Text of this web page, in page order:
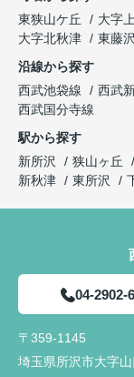
東狭山ケ丘
大字
大字北秋津
東藤沢
沿線から探す
西武池袋線
西武
西武国分寺線
駅から探す
新所沢
狭山ヶ丘
新秋津
東所沢
04-2902-
〒359-1145
埼玉県所沢市大字